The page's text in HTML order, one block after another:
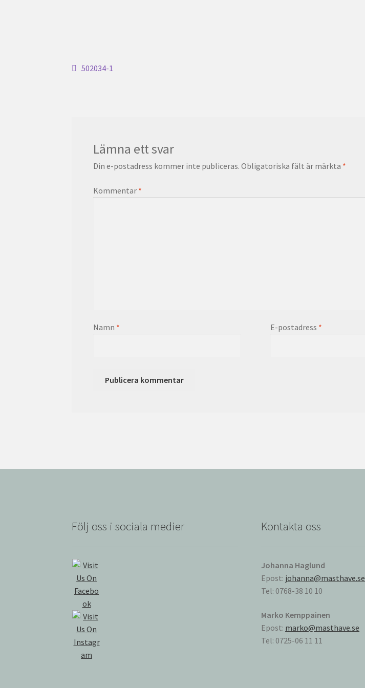
Inläggsnavigering
Föregående
502034-1
Lämna ett svar
Din e-postadress kommer inte publiceras. Obligatoriska fält är märkta *
Kommentar *
Namn * E-postadress *
Följ oss i sociala medier Kontakta oss
Johanna Haglund
Epost: johanna@masthave.se
Tel: 0768-38 10 10
Marko Kemppainen
Epost: marko@masthave.se
Tel: 0725-06 11 11